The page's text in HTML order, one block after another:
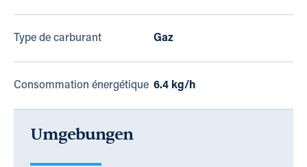
Type de carburant Gaz
Consommation énergétique 6.4 kg/h
Umgebungen